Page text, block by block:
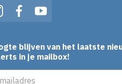
FacebookYouTube
blijven van het laatste
in je mailbox!